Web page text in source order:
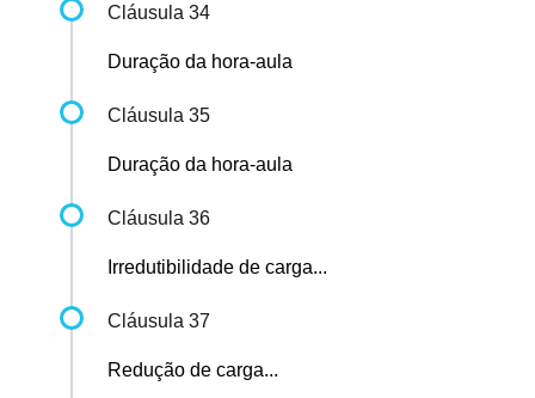
Cláusula 34
Duração da hora-aula
Cláusula 35
Duração da hora-aula
Cláusula 36
Irredutibilidade de carga...
Cláusula 37
Redução de carga...